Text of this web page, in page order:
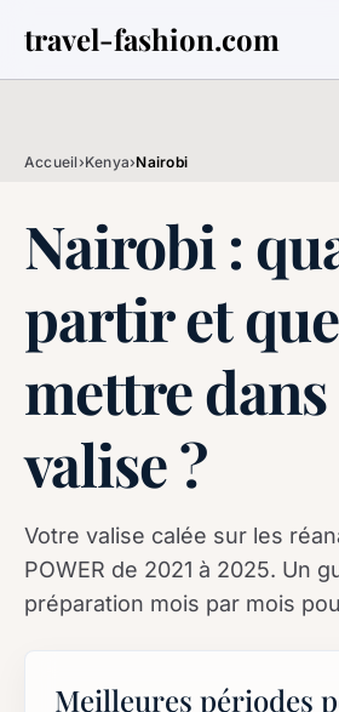
travel-fashion.com
Accueil›Kenya›Nairobi
Nairobi :
partir et que
mettre dans
valise ?
Votre valise calée sur les
POWER de 2021 à 2025. Un
préparation mois par mois
Meilleures périodes